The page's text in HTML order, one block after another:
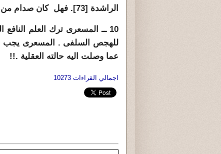
الراشدة [73]. فهل كان صدام من أولياء الله الصالحين ؟
10 ــ المسعرى ترك العلم
للهجص السلفى . المسعرى يجب
عما وصلت اليه حالته العقلية .!!
اجمالي القراءات 10273